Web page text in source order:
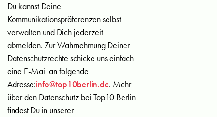
Du kannst Deine
Kommunikationspräferenzen selbst
verwalten und Dich jederzeit
abmelden. Zur Wahrnehmung Deiner
Datenschutzrechte schicke uns einfach
eine E-Mail an folgende
Adresse:info@top10berlin.de. Mehr
über den Datenschutz bei Top10 Berlin
findest Du in unserer